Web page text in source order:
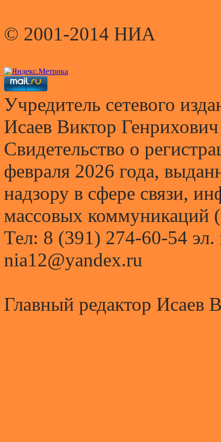
© 2001-2014 НИА
Учредитель сетевого
Исаев Виктор Генрихович
Свидетельство о
февраля 2026 года,
надзору в сфере связи,
массовых коммуникаций
Тел: 8 (391) 274-60-54 эл.
nia12@yandex.ru
Главный редактор Исаев